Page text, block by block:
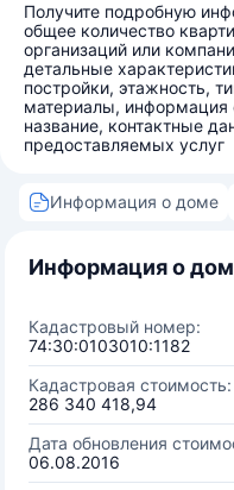
Получите подробную
общее количество
организаций или
детальные
постройки, этажность,
материалы,
название, контактные
предоставляемых услуг
Информация о доме
Информация о
Кадастровый номер:
74:30:0103010:1182
Кадастровая стоимость:
286 340 418,94
Дата обновления
06.08.2016